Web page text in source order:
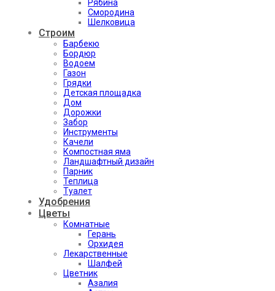
Рябина
Смородина
Шелковица
Строим
Барбекю
Бордюр
Водоем
Газон
Грядки
Детская площадка
Дом
Дорожки
Забор
Инструменты
Качели
Компостная яма
Ландшафтный дизайн
Парник
Теплица
Туалет
Удобрения
Цветы
Комнатные
Герань
Орхидея
Лекарственные
Шалфей
Цветник
Азалия